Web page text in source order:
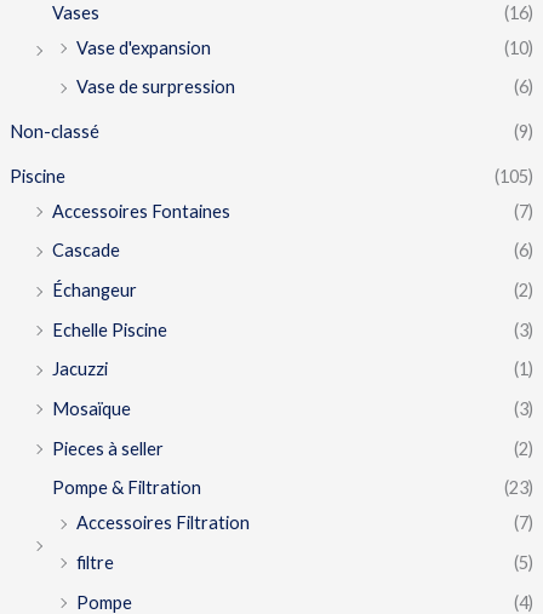
Vases
(16)
Vase d'expansion
(10)
Vase de surpression
(6)
Non-classé (9)
Piscine
(105)
Accessoires Fontaines
(7)
Cascade
(6)
Échangeur
(2)
Echelle Piscine
(3)
Jacuzzi
(1)
Mosaïque
(3)
Pieces à seller
(2)
Pompe & Filtration
(23)
Accessoires Filtration
(7)
filtre
(5)
Pompe
(4)